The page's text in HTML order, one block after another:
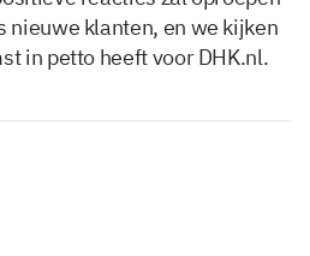
nieuwe klanten, en we kijken
in petto heeft voor DHK.nl.